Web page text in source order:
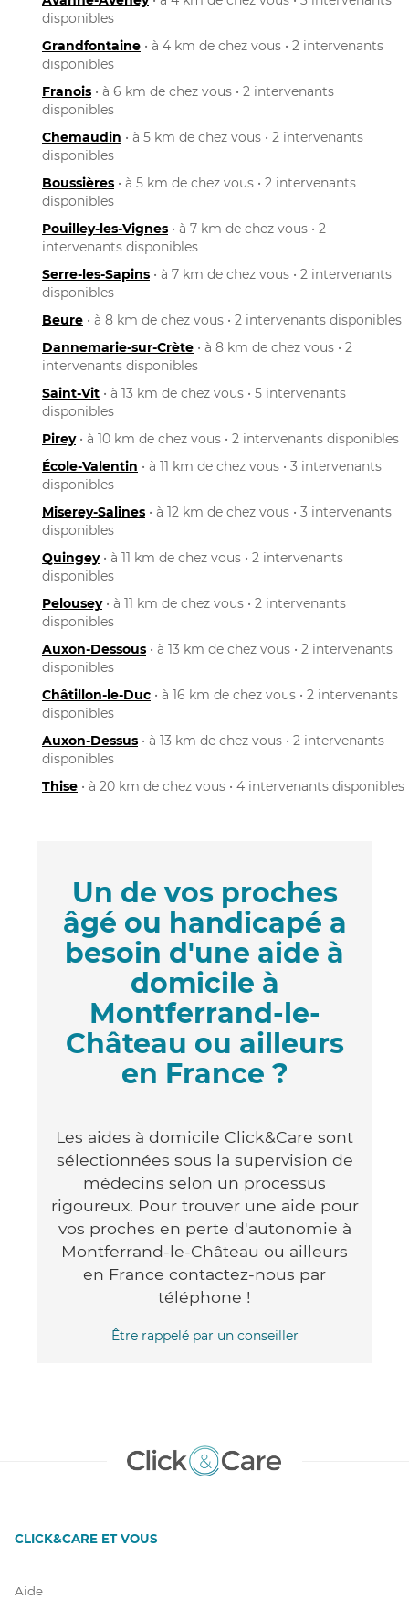
disponibles
Grandfontaine • à 4 km de chez vous • 2 intervenants
disponibles
Franois • à 6 km de chez vous • 2 intervenants
disponibles
Chemaudin • à 5 km de chez vous • 2 intervenants
disponibles
Boussières • à 5 km de chez vous • 2 intervenants
disponibles
Pouilley-les-Vignes • à 7 km de chez vous • 2
intervenants disponibles
Serre-les-Sapins • à 7 km de chez vous • 2 intervenants
disponibles
Beure • à 8 km de chez vous • 2 intervenants disponibles
Dannemarie-sur-Crète • à 8 km de chez vous • 2
intervenants disponibles
Saint-Vit • à 13 km de chez vous • 5 intervenants
disponibles
Pirey• à 10 km de chez vous • 2 intervenants disponibles
École-Valentin • à 11 km de chez vous • 3 intervenants
disponibles
Miserey-Salines • à 12 km de chez vous • 3 intervenants
disponibles
Quingey• à 11 km de chez vous • 2 intervenants
disponibles
Pelousey• à 11 km de chez vous • 2 intervenants
disponibles
Auxon-Dessous • à 13 km de chez vous • 2 intervenants
disponibles
Châtillon-le-Duc • à 16 km de chez vous • 2 intervenants
disponibles
Auxon-Dessus • à 13 km de chez vous • 2 intervenants
disponibles
Thise • à 20 km de chez vous • 4 intervenants disponibles
Un de vos proches
âgé ou handicapé a
besoin d'une aide à
domicile à
Montferrand-le-
Château ou ailleurs
en France ?
Les aides à domicile Click&Care sont
sélectionnées sous la supervision de
médecins selon un processus
rigoureux. Pour trouver une aide pour
vos proches en perte d'autonomie à
Montferrand-le-Château ou ailleurs
en France contactez-nous par
téléphone !
Être rappelé par un conseiller
CLICK&CARE ET VOUS
Aide